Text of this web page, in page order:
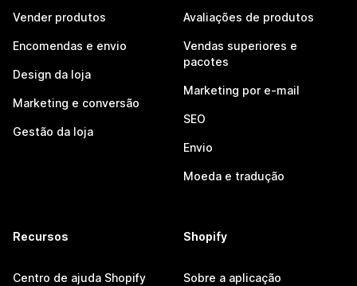
Vender produtos
Encomendas e envio
Design da loja
Marketing e conversão
Gestão da loja
Avaliações de produtos
Vendas superiores e
pacotes
Marketing por e-mail
SEO
Envio
Moeda e tradução
Recursos
Centro de ajuda Shopify
Shopify
Sobre a aplicação